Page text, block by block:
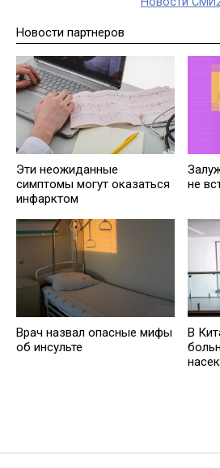
Новости партнеров
Эти неожиданные
симптомы могут оказаться
инфарктом
не
Врач назвал опасные мифы
об инсульте
В